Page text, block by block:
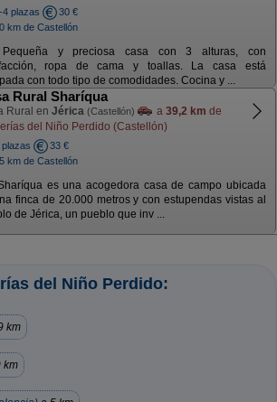
4 plazas
30 €
km de Castellón
Pequeña y preciosa casa con 3 alturas, con
ropa de cama y toallas. La casa está
con todo tipo de comodidades. Cocina y ...
Rural Sharíqua
Rural en Jérica (Castellón) a 39,2 km de
del Niño Perdido (Castellón)
plazas
33 €
km de Castellón
es una acogedora casa de campo ubicada
finca de 20.000 metros y con estupendas vistas al
de Jérica, un pueblo que inv ...
del Niño Perdido:
km
km